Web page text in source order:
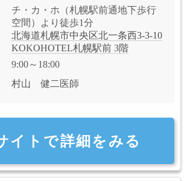
チ・カ・ホ（札幌駅前通地下歩行
空間）より徒歩1分
北海道札幌市中央区北一条西3-3-10
KOKOHOTEL札幌駅前 3階
9:00～18:00
村山 健二医師
イトで詳細をみる